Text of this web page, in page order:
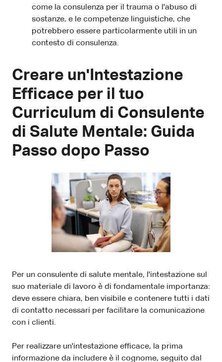
come la consulenza per il trauma o l'abuso di
sostanze, e le competenze linguistiche, che
potrebbero essere particolarmente utili in un
contesto di consulenza.
Creare un'Intestazione
Efficace per il tuo
Curriculum di Consulente
di Salute Mentale: Guida
Passo dopo Passo
Per un consulente di salute mentale, l'intestazione sul
suo materiale di lavoro è di fondamentale importanza:
deve essere chiara, ben visibile e contenere tutti i dati
di contatto necessari per facilitare la comunicazione
con i clienti.
Per realizzare un'intestazione efficace, la prima
informazione da includere è il cognome, seguito dal